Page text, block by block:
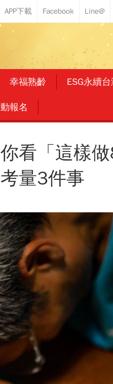
幸福熟齡 ESG永續
報名
看「這樣
量3件事